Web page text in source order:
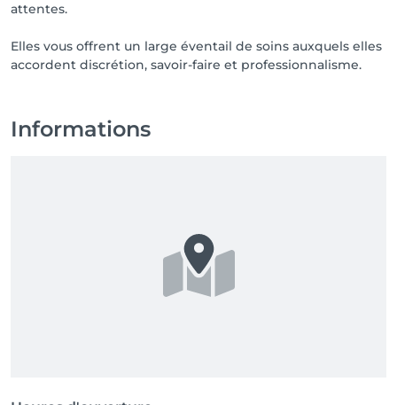
attentes.
Elles vous offrent un large éventail de soins auxquels elles
accordent discrétion, savoir-faire et professionnalisme.
Informations